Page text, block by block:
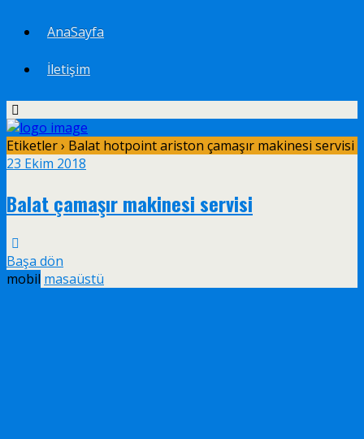
AnaSayfa
İletişim
Etiketler › Balat hotpoint ariston çamaşır makinesi servisi
23 Ekim 2018
Balat çamaşır makinesi servisi
Başa dön
mobil masaüstü